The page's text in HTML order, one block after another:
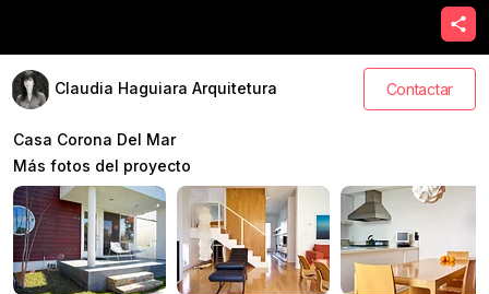
Claudia Haguiara Arquitetura Contactar
Casa Corona Del Mar
Más fotos del proyecto